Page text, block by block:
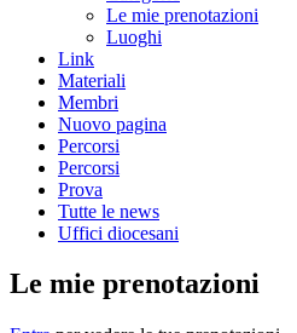
Le mie prenotazioni
Luoghi
Link
Materiali
Membri
Nuovo pagina
Percorsi
Percorsi
Prova
Tutte le news
Uffici diocesani
Le mie prenotazioni